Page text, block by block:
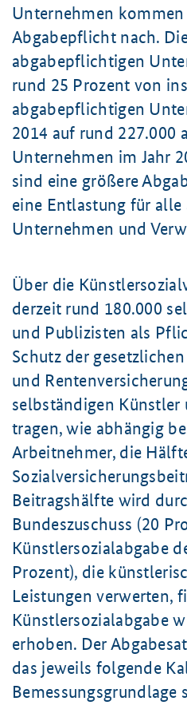
Unternehmen
Abgabepflicht nach.
abgabepflichtigen
rund 25 Prozent von
abgabepflichtigen
2014 auf rund 227.000
Unternehmen im Jahr
sind eine größere
eine Entlastung für
Unternehmen und
Über die
derzeit rund 180.000
und Publizisten als
Schutz der
und
selbständigen Künstler
tragen, wie abhängig
Arbeitnehmer, die
Beitragshälfte wird
Bundeszuschuss (20
Künstlersozialabgabe
Prozent), die
Leistungen verwerten,
Künstlersozialabgabe
erhoben. Der
das jeweils folgende
Bemessungsgrundlage